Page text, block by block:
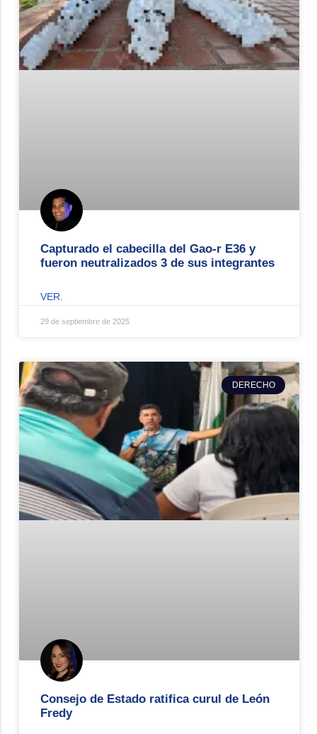
Capturado el cabecilla del Gao-r E36 y
fueron neutralizados 3 de sus integrantes
VER.
29 de septiembre de 2025
DERECHO
Consejo de Estado ratifica curul de León
Fredy